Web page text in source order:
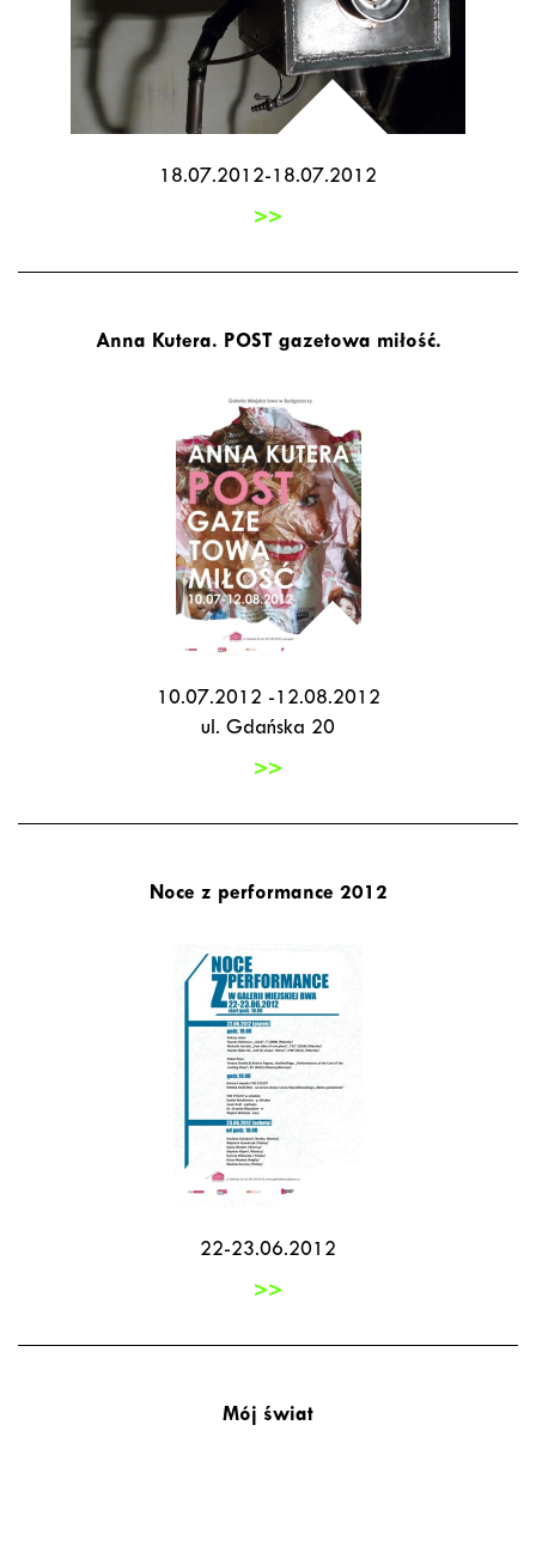
18.07.2012-18.07.2012
>>
Anna Kutera. POST gazetowa miłość.
10.07.2012 -12.08.2012
ul. Gdańska 20
>>
Noce z performance 2012
22-23.06.2012
>>
Mój świat